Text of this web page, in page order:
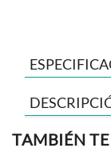
TAMBIÉN